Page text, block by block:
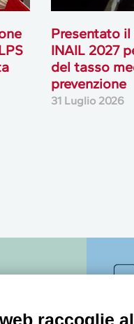
Presentato
INAIL 2027
del tasso
prevenzione
31 Luglio 2026
raccoglie